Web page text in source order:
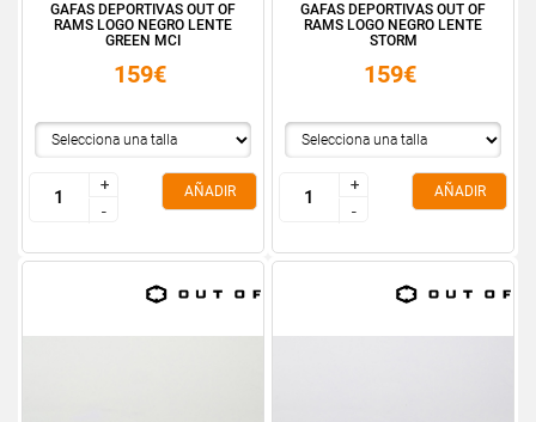
GAFAS DEPORTIVAS OUT OF
RAMS LOGO NEGRO LENTE
GREEN MCI
159€
+
-
+
-
AÑADIR
GAFAS DEPORTIVAS OUT OF
RAMS LOGO NEGRO LENTE
STORM
159€
+
-
+
-
AÑADIR